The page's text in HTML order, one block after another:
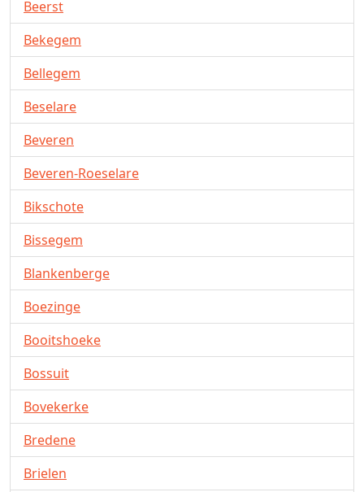
Beerst
Bekegem
Bellegem
Beselare
Beveren
Beveren-Roeselare
Bikschote
Bissegem
Blankenberge
Boezinge
Booitshoeke
Bossuit
Bovekerke
Bredene
Brielen